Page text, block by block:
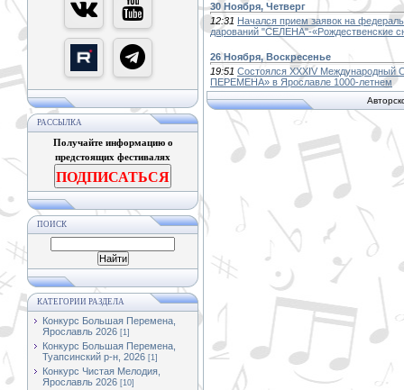
РАССЫЛКА
Получайте информацию о
предстоящих фестивалях
ПОДПИСАТЬСЯ
ПОИСК
КАТЕГОРИИ РАЗДЕЛА
Конкурс Большая Перемена,
Ярославль 2026 [1]
Конкурс Большая Перемена,
Туапсинский р-н, 2026 [1]
Конкурс Чистая Мелодия,
Ярославль 2026 [10]
30 Ноября, Четверг
12:31 Начался прием заявок на
дарований "СЕЛЕНА"-«Рождественские
26 Ноября, Воскресенье
19:51 Состоялся XXXIV
ПЕРЕМЕНА» в Ярославле 1000-летнем